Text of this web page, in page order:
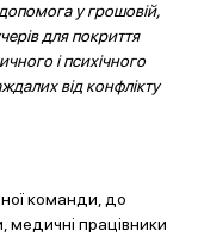
у грошовій,
для покриття
і психічного
від конфлікту
команди, до
медичні працівники